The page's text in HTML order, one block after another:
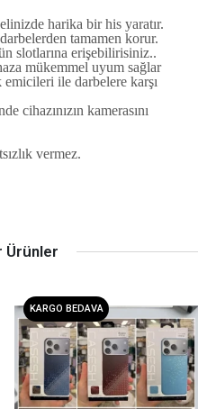
harika bir his yaratır.
tamamen korur.
slotlarına erişebilirisiniz..
mükemmel uyum sağlar
ile darbelere karşı
cihazınızın kamerasını
vermez.
Ürünler
KARGO BEDAVA